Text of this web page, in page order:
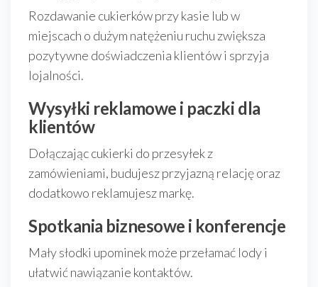
Rozdawanie cukierków przy kasie lub w
miejscach o dużym natężeniu ruchu zwiększa
pozytywne doświadczenia klientów i sprzyja
lojalności.
Wysyłki reklamowe i paczki dla
klientów
Dołączając cukierki do przesyłek z
zamówieniami, budujesz przyjazną relację oraz
dodatkowo reklamujesz markę.
Spotkania biznesowe i konferencje
Mały słodki upominek może przełamać lody i
ułatwić nawiązanie kontaktów.